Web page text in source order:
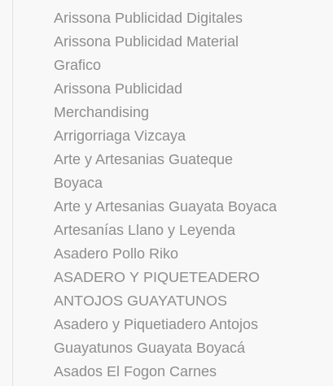
Arissona Publicidad Digitales
Arissona Publicidad Material
Grafico
Arissona Publicidad
Merchandising
Arrigorriaga Vizcaya
Arte y Artesanias Guateque
Boyaca
Arte y Artesanias Guayata Boyaca
Artesanías Llano y Leyenda
Asadero Pollo Riko
ASADERO Y PIQUETEADERO
ANTOJOS GUAYATUNOS
Asadero y Piquetiadero Antojos
Guayatunos Guayata Boyacá
Asados El Fogon Carnes